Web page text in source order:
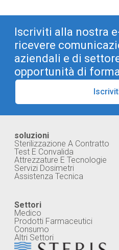
Iscriviti alla nostra
ricevere
aziendali e di
opportunità di
soluzioni
Sterilizzazione A Contratto
Test E Convalida
Attrezzature E Tecnologie
Servizi Dosimetri
Assistenza Tecnica
Settori
Medico
Prodotti Farmaceutici
Consumo
Altri Settori